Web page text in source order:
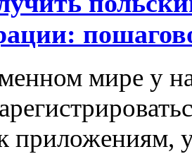
мире у
приложениям,